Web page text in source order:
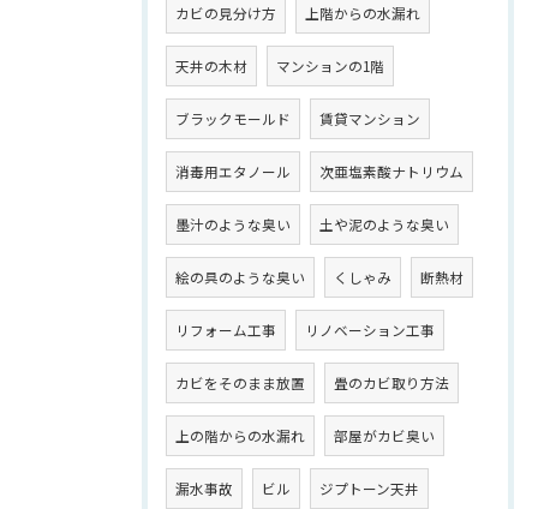
カビの見分け方 上階からの水漏れ
天井の木材 マンションの1階
ブラックモールド 賃貸マンション
消毒用エタノール 次亜塩素酸ナトリウム
墨汁のような臭い 土や泥のような臭い
絵の具のような臭い くしゃみ 断熱材
リフォーム工事 リノベーション工事
カビをそのまま放置 畳のカビ取り方法
上の階からの水漏れ 部屋がカビ臭い
漏水事故 ビル ジプトーン天井